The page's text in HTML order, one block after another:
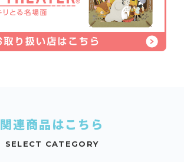
関連商品はこちら
SELECT CATEGORY